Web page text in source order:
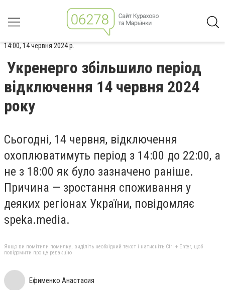
14:00, 14 червня 2024 р.
Укренерго збільшило період
відключення 14 червня 2024
року
Сьогодні, 14 червня, відключення
охоплюватимуть період з 14:00 до 22:00, а
не з 18:00 як було зазначено раніше.
Причина — зростання споживання у
деяких регіонах України, повідомляє
speka.media.
Якщо ви помітили помилку, виділіть необхідний текст і натисніть Ctrl + Enter, щоб
повідомити про це редакцію
Ефименко Анастасия